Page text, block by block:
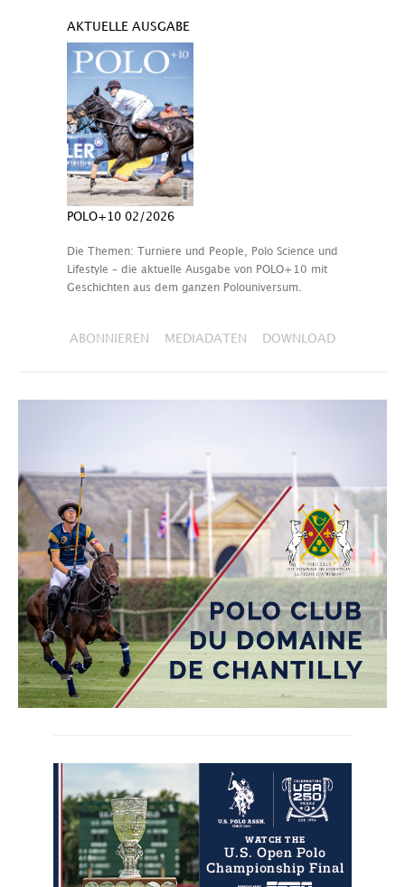
AKTUELLE AUSGABE
POLO+10 02/2026
Die Themen: Turniere und People, Polo Science und
Lifestyle – die aktuelle Ausgabe von POLO+10 mit
Geschichten aus dem ganzen Polouniversum.
ABONNIEREN MEDIADATEN DOWNLOAD